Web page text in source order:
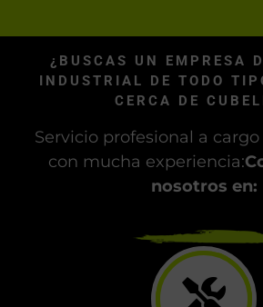
¿BUSCAS UN EMPRESA
INDUSTRIAL DE TODO
CERCA DE
Servicio profesional a
con mucha experiencia:
nosotros en: